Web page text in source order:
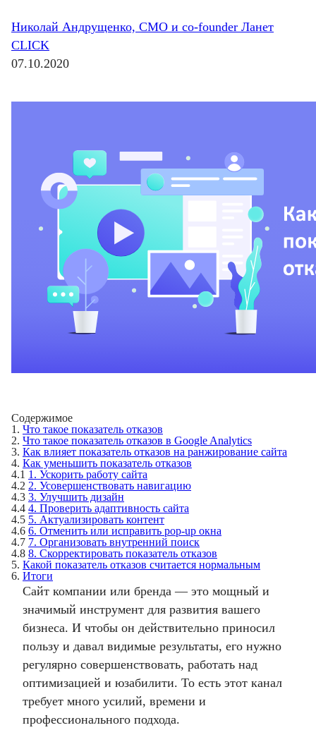
Николай Андрущенко, CMO и co-founder Ланет
CLICK
07.10.2020
Содержимое
1. Что такое показатель отказов
2. Что такое показатель отказов в Google Analytics
3. Как влияет показатель отказов на ранжирование сайта
4. Как уменьшить показатель отказов
4.1 1. Ускорить работу сайта
4.2 2. Усовершенствовать навигацию
4.3 3. Улучшить дизайн
4.4 4. Проверить адаптивность сайта
4.5 5. Актуализировать контент
4.6 6. Отменить или исправить pop-up окна
4.7 7. Организовать внутренний поиск
4.8 8. Скорректировать показатель отказов
5. Какой показатель отказов считается нормальным
6. Итоги
Сайт компании или бренда — это мощный и
значимый инструмент для развития вашего
бизнеса. И чтобы он действительно приносил
пользу и давал видимые результаты, его нужно
регулярно совершенствовать, работать над
оптимизацией и юзабилити. То есть этот канал
требует много усилий, времени и
профессионального подхода.